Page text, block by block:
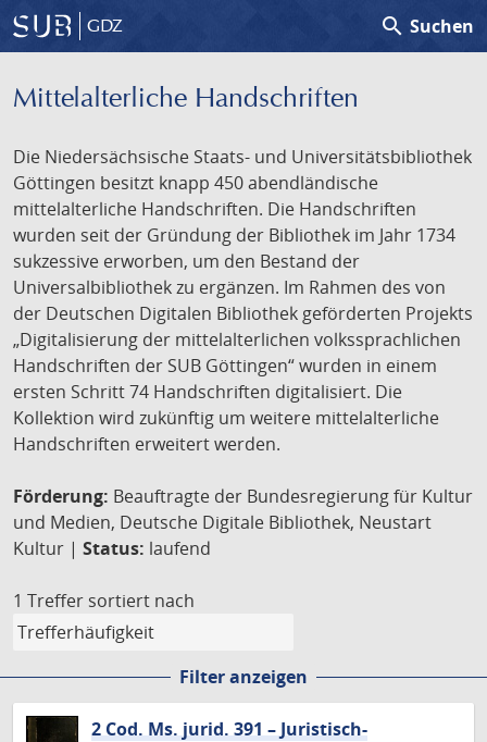
GDZ search Suchen
Mittelalterliche Handschriften
Die Niedersächsische Staats- und Universitätsbibliothek
Göttingen besitzt knapp 450 abendländische
mittelalterliche Handschriften. Die Handschriften
wurden seit der Gründung der Bibliothek im Jahr 1734
sukzessive erworben, um den Bestand der
Universalbibliothek zu ergänzen. Im Rahmen des von
der Deutschen Digitalen Bibliothek geförderten Projekts
„Digitalisierung der mittelalterlichen volkssprachlichen
Handschriften der SUB Göttingen“ wurden in einem
ersten Schritt 74 Handschriften digitalisiert. Die
Kollektion wird zukünftig um weitere mittelalterliche
Handschriften erweitert werden.
Förderung: Beauftragte der Bundesregierung für Kultur
und Medien, Deutsche Digitale Bibliothek, Neustart
Kultur | Status: laufend
1 Treffer sortiert nach
Filter anzeigen
2 Cod. Ms. jurid. 391 – Juristisch-